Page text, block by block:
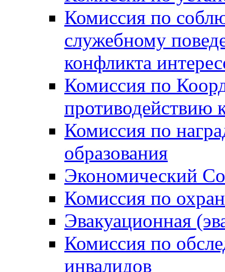
Комиссия по
служебному
конфликта
Комиссия по
противодействию
Комиссия по
образования
Экономический
Комиссия по
Эвакуационная
Комиссия по
инвалидов